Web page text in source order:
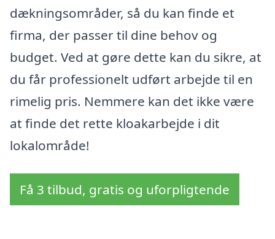
dækningsområder, så du kan finde et
firma, der passer til dine behov og
budget. Ved at gøre dette kan du sikre, at
du får professionelt udført arbejde til en
rimelig pris. Nemmere kan det ikke være
at finde det rette kloakarbejde i dit
lokalområde!
Få 3 tilbud, gratis og uforpligtende